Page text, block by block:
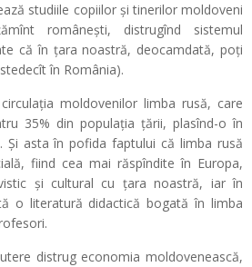
studiile copiilor și tinerilor moldoveni
românești, distrugînd sistemul
că în țara noastră, deocamdată, poți
în România).
moldovenilor limba rusă, care
35% din populația țării, plasînd-o în
Și asta în pofida faptului că limba rusă
fiind cea mai răspîndite în Europa,
și cultural cu țara noastră, iar în
o literatură didactică bogată în limba
distrug economia moldovenească,